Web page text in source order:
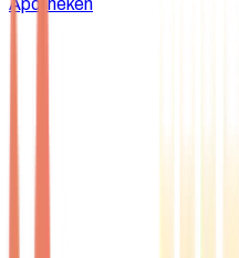
Apotheken